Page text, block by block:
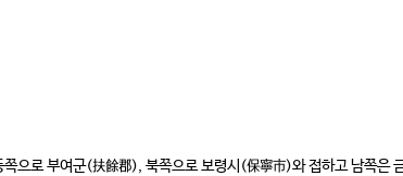
으로 부여군(扶餘郡), 북쪽으로 보령시(保寧市)와 접하고 남쪽은